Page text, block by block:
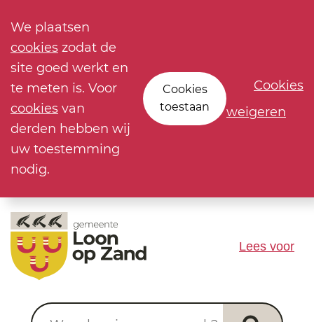
We plaatsen
cookies zodat de
site goed werkt en
te meten is. Voor
cookies van
derden hebben wij
uw toestemming
nodig.
Cookies
toestaan
Cookies
weigeren
Waar ben je naar op zoek?
Lees voor